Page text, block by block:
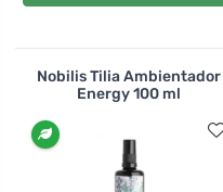
Nobilis Tilia Ambientador
Energy 100 ml